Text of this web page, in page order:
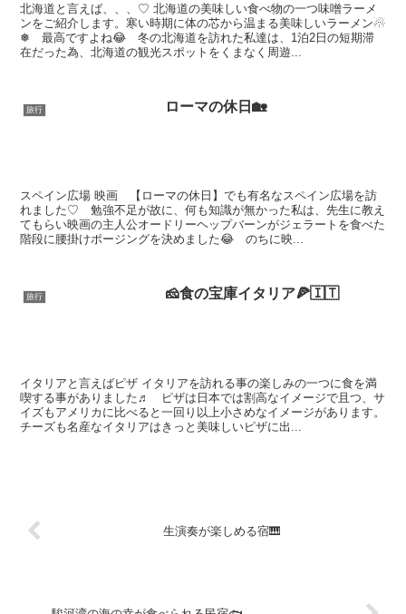
北海道と言えば、、、♡ 北海道の美味しい食べ物の一つ味噌ラーメ
ンをご紹介します。寒い時期に体の芯から温まる美味しいラーメン☃
❅ 最高ですよね😂 冬の北海道を訪れた私達は、1泊2日の短期滞
在だった為、北海道の観光スポットをくまなく周遊...
旅行 ローマの休日🏡
スペイン広場 映画 【ローマの休日】でも有名なスペイン広場を訪
れました♡ 勉強不足が故に、何も知識が無かった私は、先生に教え
てもらい映画の主人公オードリーヘップバーンがジェラートを食べた
階段に腰掛けポージングを決めました😂 のちに映...
旅行 🧀食の宝庫イタリア🍕🇮🇹
イタリアと言えばピザ イタリアを訪れる事の楽しみの一つに食を満
喫する事がありました♬ ピザは日本では割高なイメージで且つ、サ
イズもアメリカに比べると一回り以上小さめなイメージがあります。
チーズも名産なイタリアはきっと美味しいピザに出...
生演奏が楽しめる宿🎹